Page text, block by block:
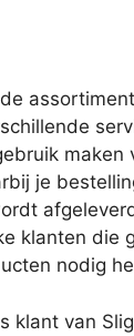
maken
je
klanten die
nodig
klant van